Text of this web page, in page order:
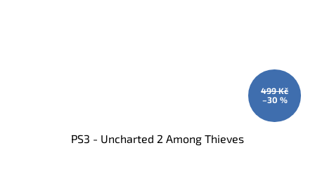
499 Kč
–30 %
PS3 - Uncharted 2 Among Thieves